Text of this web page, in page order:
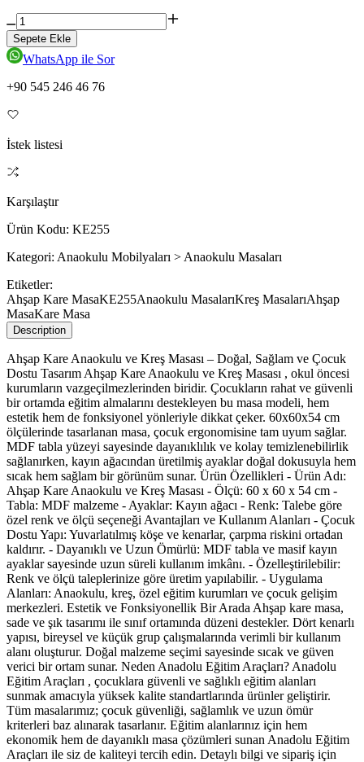
Sepete Ekle
WhatsApp ile Sor
+90 545 246 46 76
İstek listesi
Karşılaştır
Ürün Kodu: KE255
Kategori: Anaokulu Mobilyaları > Anaokulu Masaları
Etiketler:
Ahşap Kare MasaKE255Anaokulu MasalarıKreş MasalarıAhşap
MasaKare Masa
Description
Ahşap Kare Anaokulu ve Kreş Masası – Doğal, Sağlam ve Çocuk
Dostu Tasarım Ahşap Kare Anaokulu ve Kreş Masası , okul öncesi
kurumların vazgeçilmezlerinden biridir. Çocukların rahat ve güvenli
bir ortamda eğitim almalarını destekleyen bu masa modeli, hem
estetik hem de fonksiyonel yönleriyle dikkat çeker. 60x60x54 cm
ölçülerinde tasarlanan masa, çocuk ergonomisine tam uyum sağlar.
MDF tabla yüzeyi sayesinde dayanıklılık ve kolay temizlenebilirlik
sağlanırken, kayın ağacından üretilmiş ayaklar doğal dokusuyla hem
sıcak hem sağlam bir görünüm sunar. Ürün Özellikleri - Ürün Adı:
Ahşap Kare Anaokulu ve Kreş Masası - Ölçü: 60 x 60 x 54 cm -
Tabla: MDF malzeme - Ayaklar: Kayın ağacı - Renk: Talebe göre
özel renk ve ölçü seçeneği Avantajları ve Kullanım Alanları - Çocuk
Dostu Yapı: Yuvarlatılmış köşe ve kenarlar, çarpma riskini ortadan
kaldırır. - Dayanıklı ve Uzun Ömürlü: MDF tabla ve masif kayın
ayaklar sayesinde uzun süreli kullanım imkânı. - Özelleştirilebilir:
Renk ve ölçü taleplerinize göre üretim yapılabilir. - Uygulama
Alanları: Anaokulu, kreş, özel eğitim kurumları ve çocuk gelişim
merkezleri. Estetik ve Fonksiyonellik Bir Arada Ahşap kare masa,
sade ve şık tasarımı ile sınıf ortamında düzeni destekler. Dört kenarlı
yapısı, bireysel ve küçük grup çalışmalarında verimli bir kullanım
alanı oluşturur. Doğal malzeme seçimi sayesinde sıcak ve güven
verici bir ortam sunar. Neden Anadolu Eğitim Araçları? Anadolu
Eğitim Araçları , çocuklara güvenli ve sağlıklı eğitim alanları
sunmak amacıyla yüksek kalite standartlarında ürünler geliştirir.
Tüm masalarımız; çocuk güvenliği, sağlamlık ve uzun ömür
kriterleri baz alınarak tasarlanır. Eğitim alanlarınız için hem
ekonomik hem de dayanıklı masa çözümleri sunan Anadolu Eğitim
Araçları ile siz de kaliteyi tercih edin. Detaylı bilgi ve sipariş için